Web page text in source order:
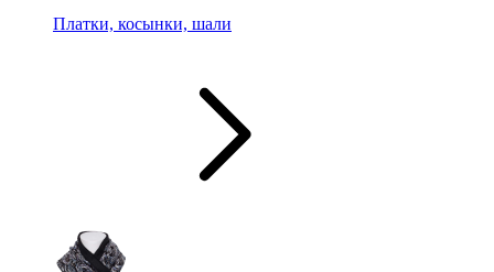
Платки, косынки, шали